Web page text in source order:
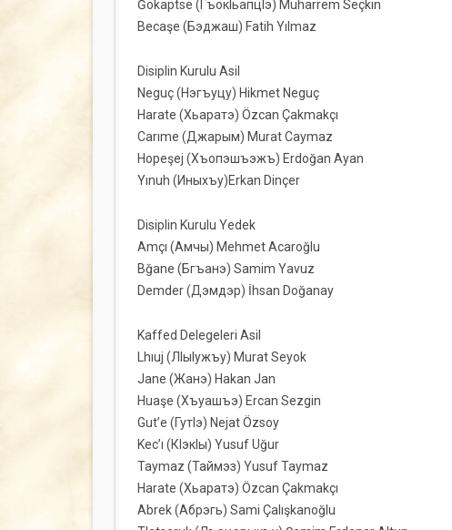
Ğokaptse (ГъoкIьaпцIэ) Muharrem Seçkin
Becaşe (Бэджаш) Fatih Yılmaz
Disiplin Kurulu Asil
Neguç (Нэгъуцу) Hikmet Neguç
Harate (Хьаратэ) Özcan Çakmakçı
Carıme (Джарым) Murat Caymaz
Hopeşej (Хъопэшъэжъ) Erdoğan Ayan
Yınuh (Иныхъу)Erkan Dinçer
Disiplin Kurulu Yedek
Amçı (Амчы) Mehmet Acaroğlu
Bğane (Бгъанэ) Samim Yavuz
Demder (Дэмдэр) İhsan Doğanay
Kaffed Delegeleri Asil
Lhıuj (ЛIыIужъу) Murat Seyok
Jane (Жанэ) Hakan Jan
Huaşe (Хъуашъэ) Ercan Sezgin
Gut’e (ГутIэ) Nejat Özsoy
Kec’ı (КIэкIы) Yusuf Uğur
Taymaz (Таймэз) Yusuf Taymaz
Harate (Хьаратэ) Özcan Çakmakçı
Abrek (Абрэгь) Sami Çalışkanoğlu